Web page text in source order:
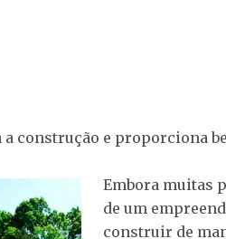
a construção e proporciona
Embora muitas
de um
construir de